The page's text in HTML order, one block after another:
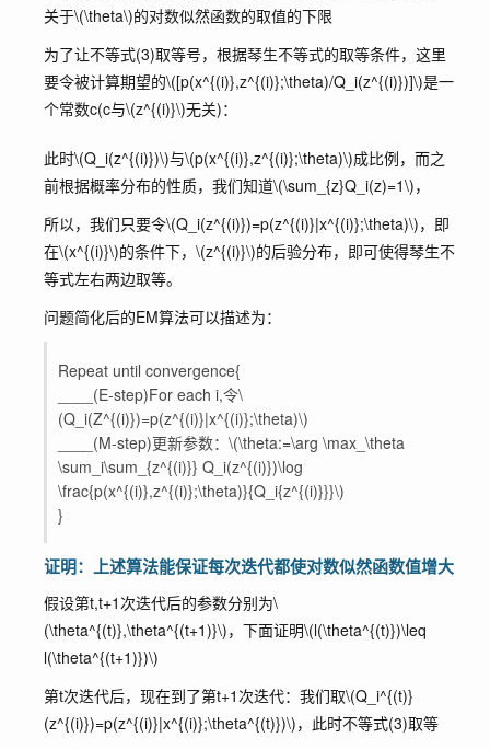
关于\(\theta\)的对数似然函数的取值的下限
为了让不等式(3)取等号，根据琴生不等式的取等条件，这里
要令被计算期望的\([p(x^{(i)},z^{(i)};\theta)/Q_i(z^{(i)})]\)是一
个常数c(c与\(z^{(i)}\)无关)：
此时\(Q_i(z^{(i)})\)与\(p(x^{(i)},z^{(i)};\theta)\)成比例，而之
前根据概率分布的性质，我们知道\(\sum_{z}Q_i(z)=1\)，
所以，我们只要令\(Q_i(z^{(i)})=p(z^{(i)}|x^{(i)};\theta)\)，即
在\(x^{(i)}\)的条件下， \(z^{(i)}\)的后验分布，即可使得琴生不
等式左右两边取等。
问题简化后的EM算法可以描述为：
Repeat until convergence{
____(E-step)For each i,令\
(Q_i(Z^{(i)})=p(z^{(i)}|x^{(i)};\theta)\)
____(M-step)更新参数： \(\theta:=\arg \max_\theta
\sum_i\sum_{z^{(i)}} Q_i(z^{(i)})\log
\frac{p(x^{(i)},z^{(i)};\theta)}{Q_i{z^{(i)}}}\)
}
证明：上述算法能保证每次迭代都使对数似然函数值增大
假设第t,t+1次迭代后的参数分别为\
(\theta^{(t)},\theta^{(t+1)}\)，下面证明\(l(\theta^{(t)})\leq
l(\theta^{(t+1)})\)
第t次迭代后，现在到了第t+1次迭代：我们取\(Q_i^{(t)}
(z^{(i)})=p(z^{(i)}|x^{(i)};\theta^{(t)})\)，此时不等式(3)取等